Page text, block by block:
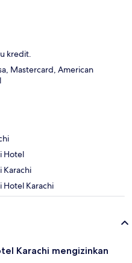
kredit.
Mastercard, American
Hotel
Karachi
Hotel Karachi
Karachi mengizinkan